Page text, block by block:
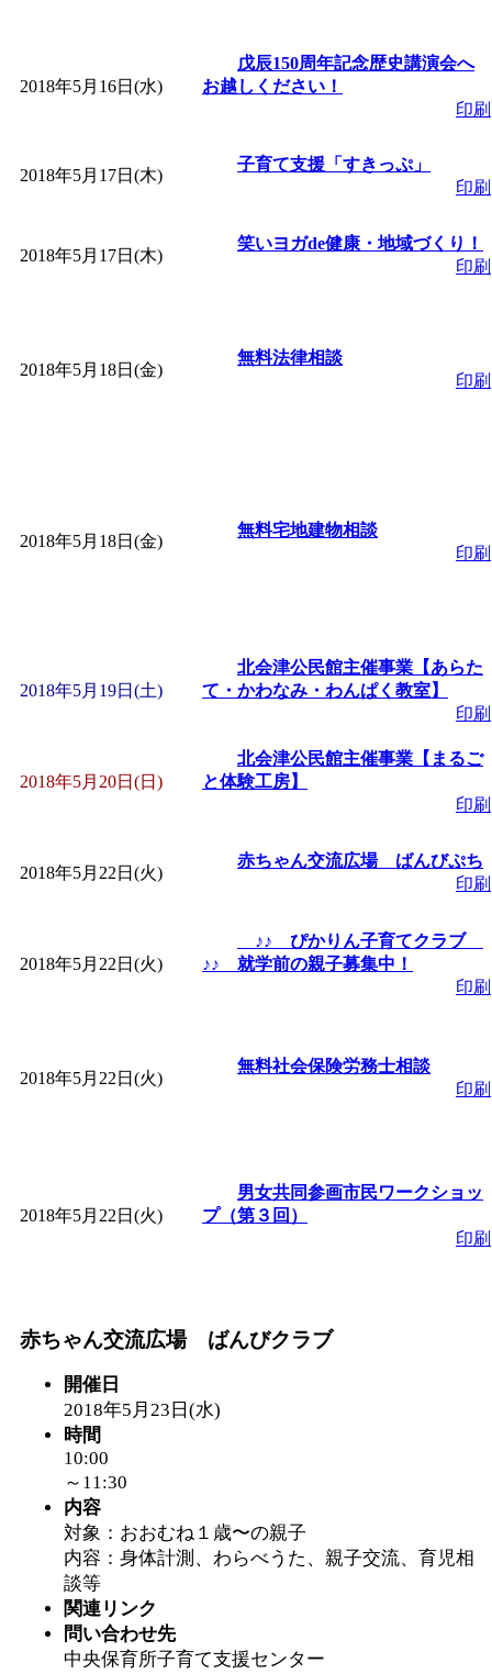
2018年5月16日(水)
戊辰150周年記念歴史講演会へ
お越しください！
印刷
2018年5月17日(木)
子育て支援「すきっぷ」
印刷
2018年5月17日(木)
笑いヨガde健康・地域づくり！
印刷
2018年5月18日(金)
無料法律相談
印刷
2018年5月18日(金)
無料宅地建物相談
印刷
2018年5月19日(土)
北会津公民館主催事業【あらた
て・かわなみ・わんぱく教室】
印刷
2018年5月20日(日)
北会津公民館主催事業【まるご
と体験工房】
印刷
2018年5月22日(火)
赤ちゃん交流広場 ばんびぷち
印刷
2018年5月22日(火)
♪♪ ぴかりん子育てクラブ
♪♪ 就学前の親子募集中！
印刷
2018年5月22日(火)
無料社会保険労務士相談
印刷
2018年5月22日(火)
男女共同参画市民ワークショッ
プ（第３回）
印刷
赤ちゃん交流広場 ばんびクラブ
開催日
2018年5月23日(水)
時間
10:00
～11:30
内容
対象：おおむね１歳〜の親子
内容：身体計測、わらべうた、親子交流、育児相
談等
関連リンク
問い合わせ先
中央保育所子育て支援センター